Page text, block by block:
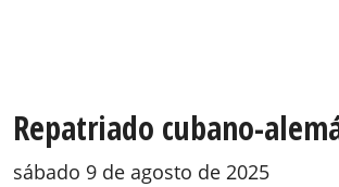
Repatriado cubano-
sábado 9 de agosto de 2025